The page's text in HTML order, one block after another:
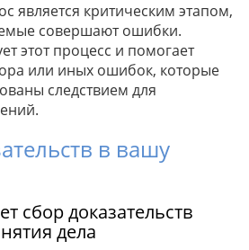
является критическим этапом,
совершают ошибки.
этот процесс и помогает
или иных ошибок, которые
следствием для
в вашу
сбор доказательств
дела